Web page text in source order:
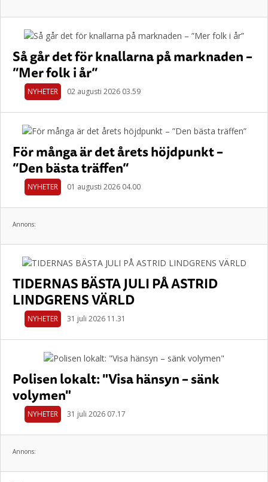
Så går det för knallarna på marknaden –
”Mer folk i år”
NYHETER 02 augusti 2026 03.59
För många är det årets höjdpunkt –
”Den bästa träffen”
NYHETER 01 augusti 2026 04.00
Annons:
TIDERNAS BÄSTA JULI PÅ ASTRID
LINDGRENS VÄRLD
NYHETER 31 juli 2026 11.31
Polisen lokalt: "Visa hänsyn – sänk
volymen"
NYHETER 31 juli 2026 07.17
Annons: